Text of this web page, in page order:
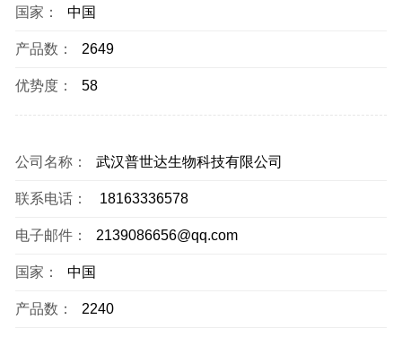
国家： 中国
产品数： 2649
优势度： 58
公司名称： 武汉普世达生物科技有限公司
联系电话： 18163336578
电子邮件： 2139086656@qq.com
国家： 中国
产品数： 2240